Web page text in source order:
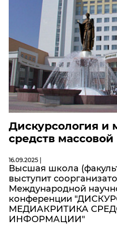
Дискурсология и
средств
16.09.2025 |
Высшая школа
выступит
Международной
конференции
МЕДИАКРИТИКА
ИНФОРМАЦИИ"